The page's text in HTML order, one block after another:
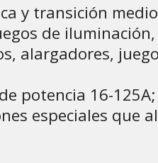
y transición
de
alargadores,
potencia 16-
especiales que